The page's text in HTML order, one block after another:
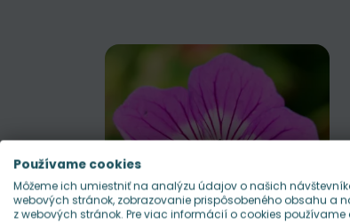
Používame cookies
Môžeme ich umiestniť na analýzu údajov o našich
webových stránok, zobrazovanie prispôsobeného obsahu a
z webových stránok. Pre viac informácií o cookies